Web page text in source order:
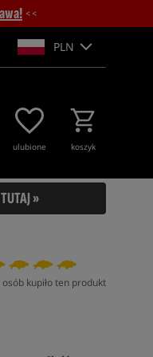
<<
PLN
ulubione koszyk
»
kupiło ten produkt